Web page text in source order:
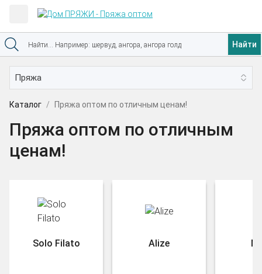
Найти
Каталог Пряжа оптом по отличным ценам!
Пряжа оптом по отличным
ценам!
Solo Filato Alize